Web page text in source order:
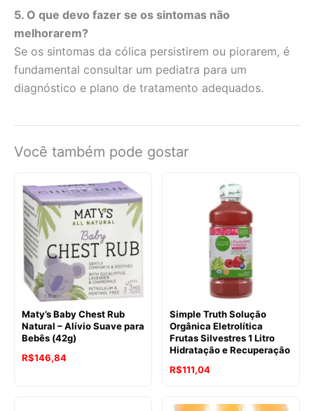
5. O que devo fazer se os sintomas não
melhorarem?
Se os sintomas da cólica persistirem ou piorarem, é
fundamental consultar um pediatra para um
diagnóstico e plano de tratamento adequados.
Você também pode gostar
Maty’s Baby Chest Rub
Natural – Alívio Suave para
Bebês (42g)
R$146,84
Simple Truth Solução
Orgânica Eletrolítica
Frutas Silvestres 1 Litro
Hidratação e Recuperação
R$111,04